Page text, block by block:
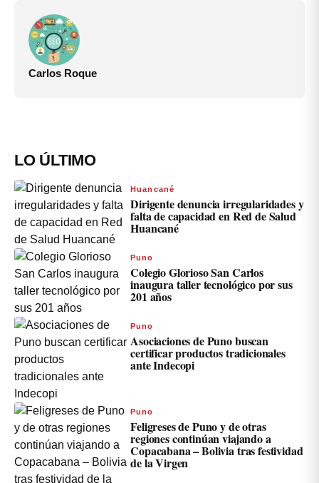
Carlos Roque
LO ÚLTIMO
Huancané
Dirigente denuncia irregularidades y
falta de capacidad en Red de Salud
Huancané
Puno
Colegio Glorioso San Carlos
inaugura taller tecnológico por sus
201 años
Puno
Asociaciones de Puno buscan
certificar productos tradicionales
ante Indecopi
Puno
Feligreses de Puno y de otras
regiones continúan viajando a
Copacabana – Bolivia tras festividad
de la Virgen